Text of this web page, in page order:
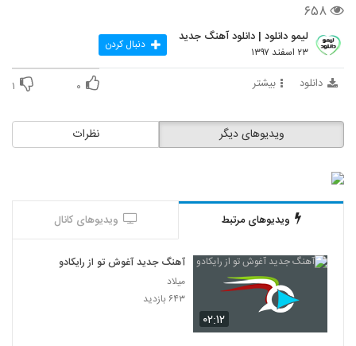
۶۵۸
لیمو دانلود | دانلود آهنگ جدید
۲۳ اسفند ۱۳۹۷ دنبال کردن
دانلود بیشتر ۰ ۱
نظرات ویدیوهای دیگر
ویدیوهای مرتبط ویدیوهای کانال
۰۲:۱۲
آهنگ جدید آغوش تو از رایکادو
میلاد
۶۴۳ بازدید